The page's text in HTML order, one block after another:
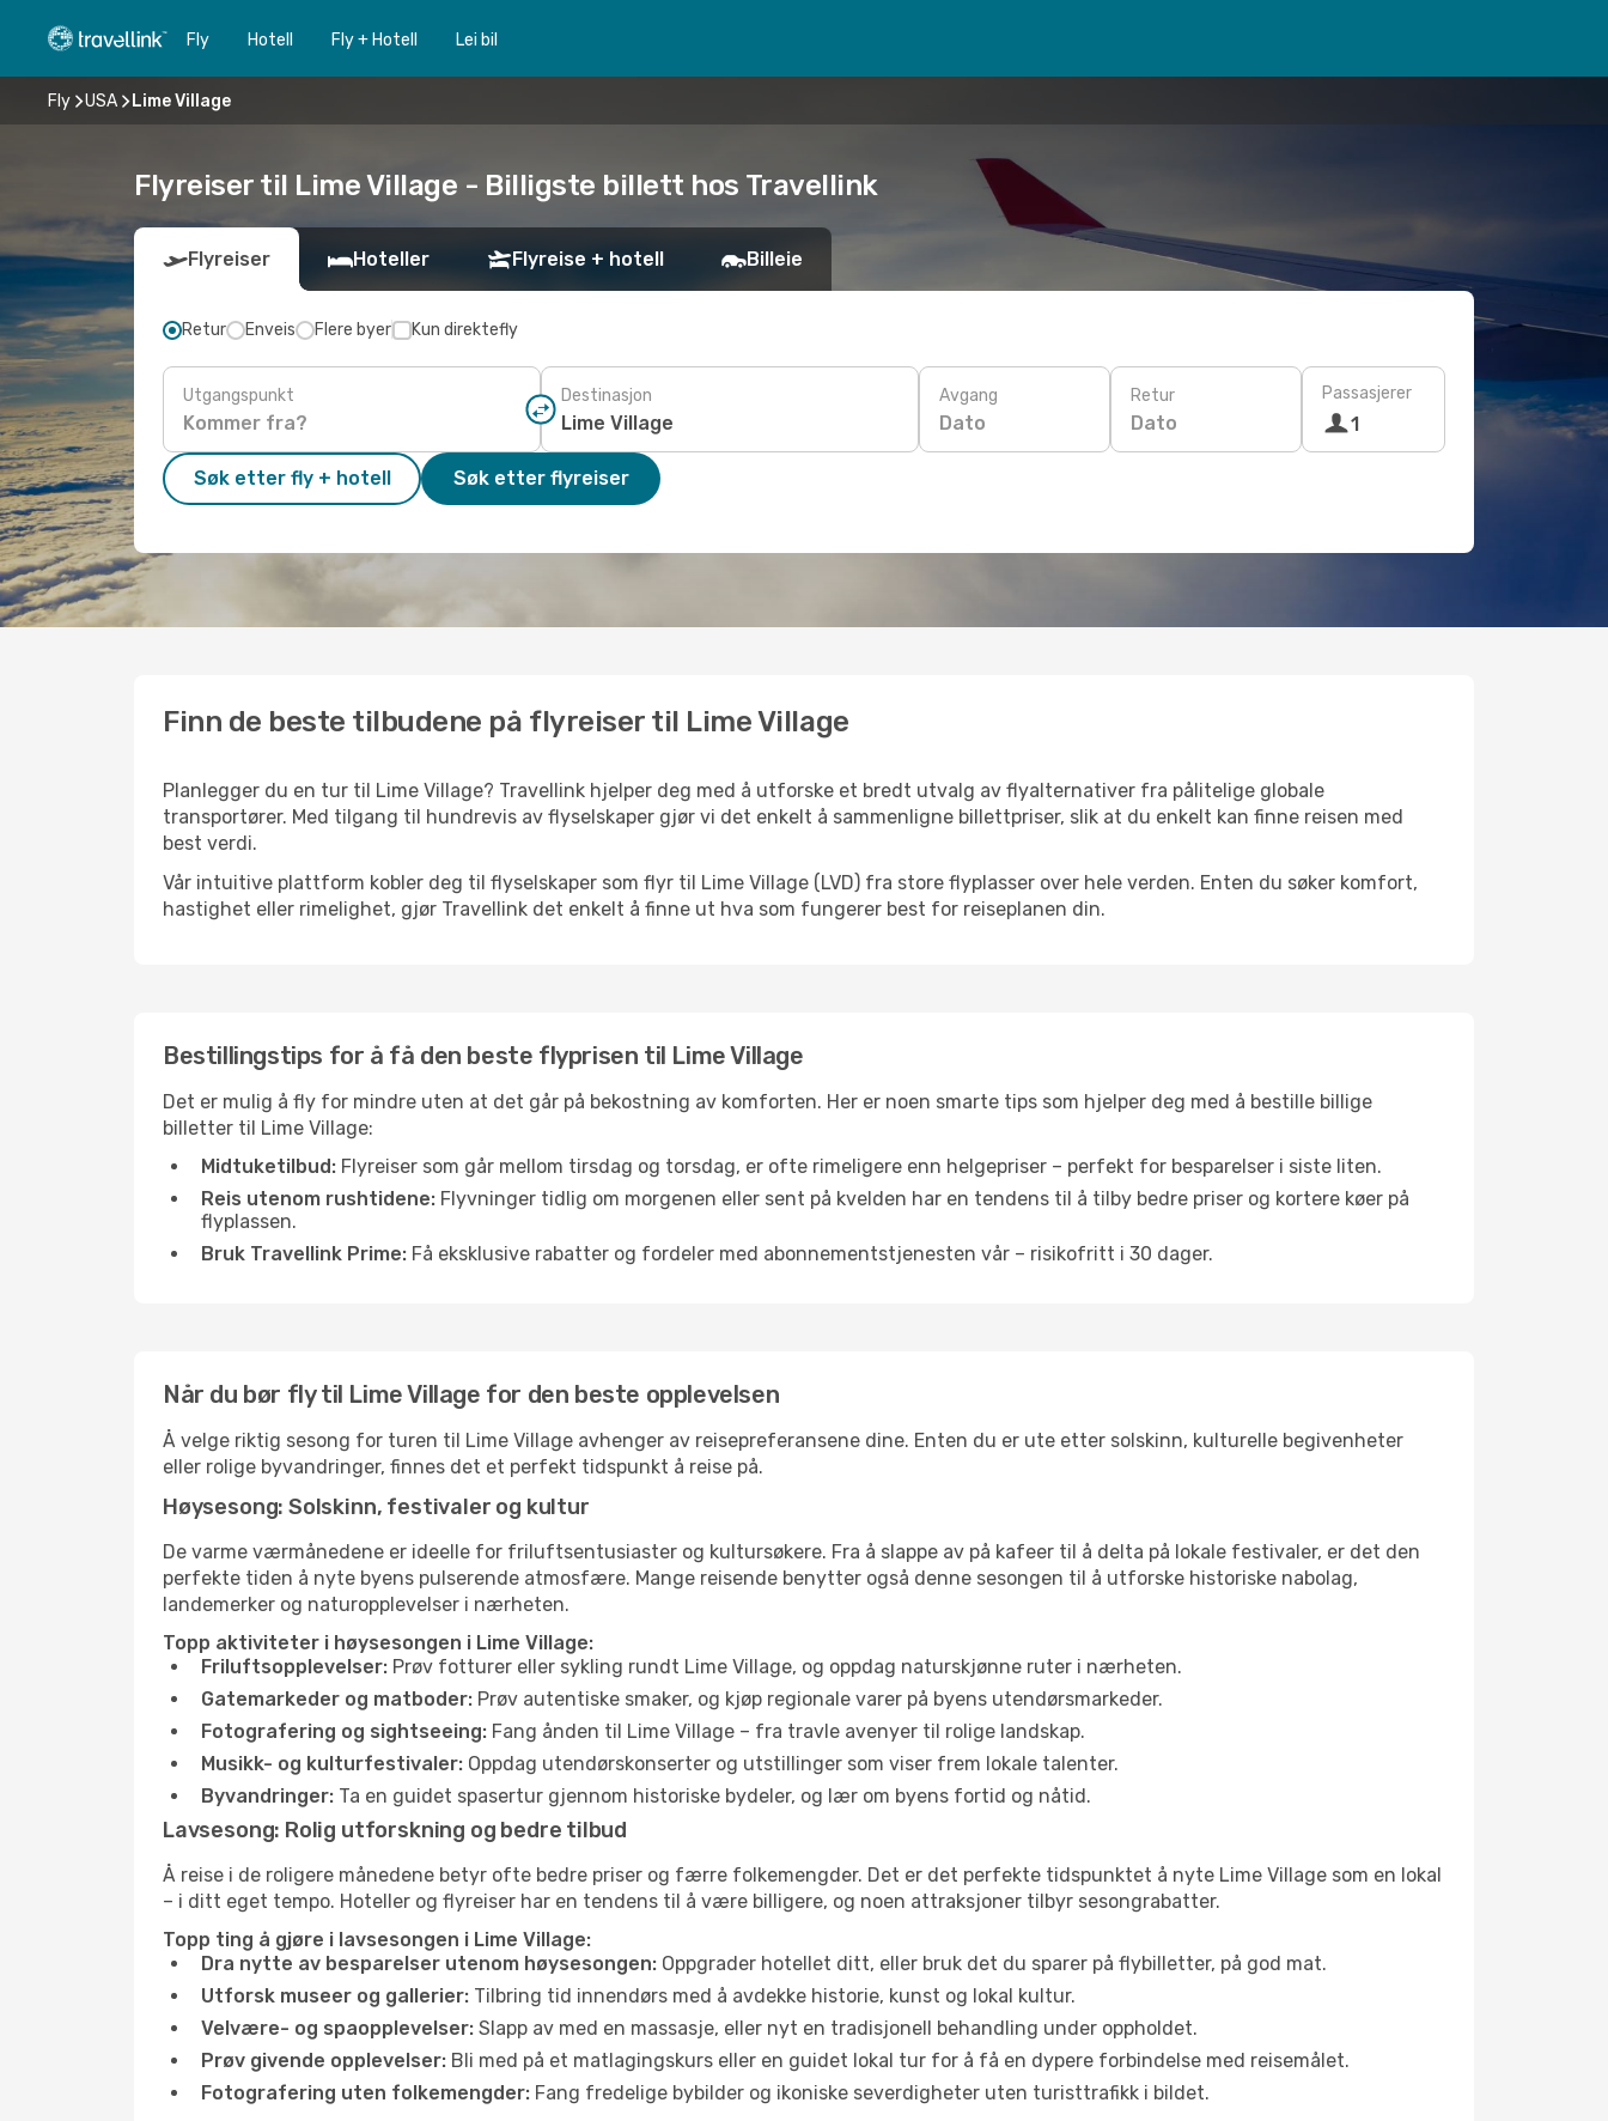
Fly Hotell Fly + Hotell Lei bil
Fly USA Lime Village
Flyreiser til Lime Village - Billigste billett hos Travellink
Flyreiser Hoteller Flyreise + hotell Billeie
Retur Enveis Flere byer Kun direktefly
Utgangspunkt Destinasjon Avgang
Dato
Retur
Dato
Passasjerer
1
Søk etter fly + hotell Søk etter flyreiser
Finn de beste tilbudene på flyreiser til Lime Village
Planlegger du en tur til Lime Village? Travellink hjelper deg med å utforske et bredt utvalg av flyalternativer fra pålitelige globale
transportører. Med tilgang til hundrevis av flyselskaper gjør vi det enkelt å sammenligne billettpriser, slik at du enkelt kan finne reisen med
best verdi.
Vår intuitive plattform kobler deg til flyselskaper som flyr til Lime Village (LVD) fra store flyplasser over hele verden. Enten du søker komfort,
hastighet eller rimelighet, gjør Travellink det enkelt å finne ut hva som fungerer best for reiseplanen din.
Bestillingstips for å få den beste flyprisen til Lime Village
Det er mulig å fly for mindre uten at det går på bekostning av komforten. Her er noen smarte tips som hjelper deg med å bestille billige
billetter til Lime Village:
Midtuketilbud: Flyreiser som går mellom tirsdag og torsdag, er ofte rimeligere enn helgepriser – perfekt for besparelser i siste liten.
Reis utenom rushtidene: Flyvninger tidlig om morgenen eller sent på kvelden har en tendens til å tilby bedre priser og kortere køer på
flyplassen.
Bruk Travellink Prime: Få eksklusive rabatter og fordeler med abonnementstjenesten vår – risikofritt i 30 dager.
Når du bør fly til Lime Village for den beste opplevelsen
Å velge riktig sesong for turen til Lime Village avhenger av reisepreferansene dine. Enten du er ute etter solskinn, kulturelle begivenheter
eller rolige byvandringer, finnes det et perfekt tidspunkt å reise på.
Høysesong: Solskinn, festivaler og kultur
De varme værmånedene er ideelle for friluftsentusiaster og kultursøkere. Fra å slappe av på kafeer til å delta på lokale festivaler, er det den
perfekte tiden å nyte byens pulserende atmosfære. Mange reisende benytter også denne sesongen til å utforske historiske nabolag,
landemerker og naturopplevelser i nærheten.
Topp aktiviteter i høysesongen i Lime Village:
Friluftsopplevelser: Prøv fotturer eller sykling rundt Lime Village, og oppdag naturskjønne ruter i nærheten.
Gatemarkeder og matboder: Prøv autentiske smaker, og kjøp regionale varer på byens utendørsmarkeder.
Fotografering og sightseeing: Fang ånden til Lime Village – fra travle avenyer til rolige landskap.
Musikk- og kulturfestivaler: Oppdag utendørskonserter og utstillinger som viser frem lokale talenter.
Byvandringer: Ta en guidet spasertur gjennom historiske bydeler, og lær om byens fortid og nåtid.
Lavsesong: Rolig utforskning og bedre tilbud
Å reise i de roligere månedene betyr ofte bedre priser og færre folkemengder. Det er det perfekte tidspunktet å nyte Lime Village som en lokal
– i ditt eget tempo. Hoteller og flyreiser har en tendens til å være billigere, og noen attraksjoner tilbyr sesongrabatter.
Topp ting å gjøre i lavsesongen i Lime Village:
Dra nytte av besparelser utenom høysesongen: Oppgrader hotellet ditt, eller bruk det du sparer på flybilletter, på god mat.
Utforsk museer og gallerier: Tilbring tid innendørs med å avdekke historie, kunst og lokal kultur.
Velvære- og spaopplevelser: Slapp av med en massasje, eller nyt en tradisjonell behandling under oppholdet.
Prøv givende opplevelser: Bli med på et matlagingskurs eller en guidet lokal tur for å få en dypere forbindelse med reisemålet.
Fotografering uten folkemengder: Fang fredelige bybilder og ikoniske severdigheter uten turisttrafikk i bildet.